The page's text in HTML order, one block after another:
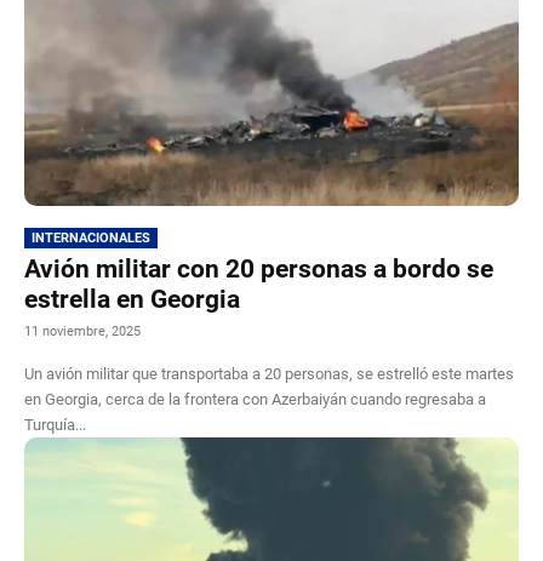
INTERNACIONALES
Avión militar con 20 personas a bordo se
estrella en Georgia
11 noviembre, 2025
Un avión militar que transportaba a 20 personas, se estrelló este martes
en Georgia, cerca de la frontera con Azerbaiyán cuando regresaba a
Turquía...